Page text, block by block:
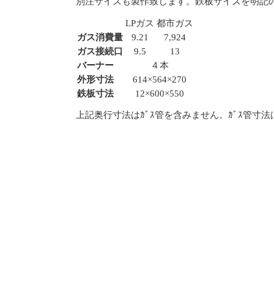
LPガス 都市ガス
ガス消費量
9.21
7,924
ガス接続口
9.5
13
バーナー
４本
外形寸法
614×564×270
鉄板寸法
12×600×550
上記奥行寸法はｶﾞｽ管を含みません。ｶﾞｽ管寸法